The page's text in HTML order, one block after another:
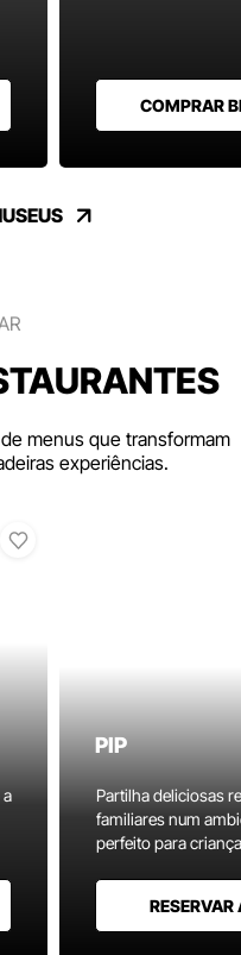
COMPRAR
menus que transformam
experiências.
PIP
Partilha deliciosas
familiares num
perfeito para
RESERVAR